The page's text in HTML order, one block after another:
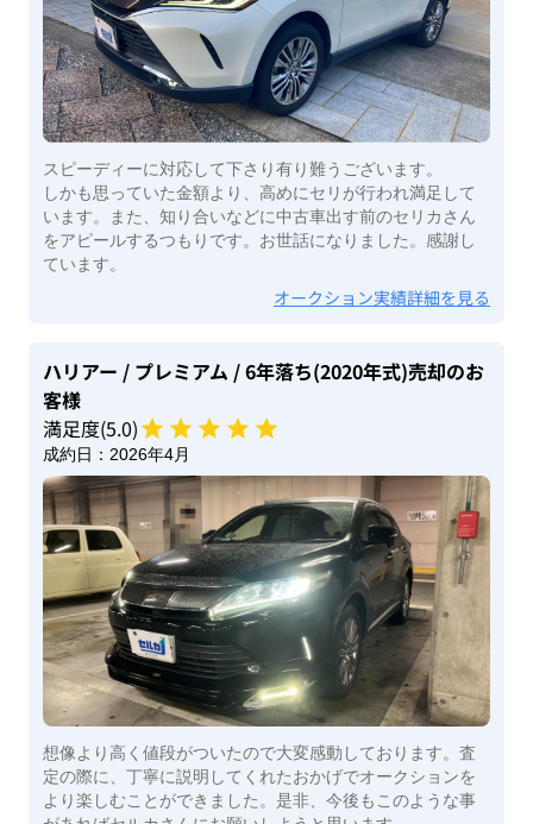
スピーディーに対応して下さり有り難うございます。
しかも思っていた金額より、高めにセリが行われ満足して
います。また、知り合いなどに中古車出す前のセリカさん
をアピールするつもりです。お世話になりました。感謝し
ています。
オークション実績詳細を見る
ハリアー / プレミアム / 6年落ち(2020年式)売却のお
客様
満足度(5.0)
成約日： 2026年4月
想像より高く値段がついたので大変感動しております。査
定の際に、丁寧に説明してくれたおかげでオークションを
より楽しむことができました。是非、今後もこのような事